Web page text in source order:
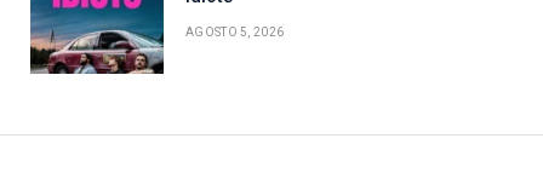
AGOSTO 5, 2026